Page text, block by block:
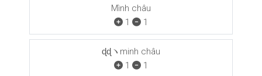
Mình châu
1
1
ɖɖヽminh châu
1
1